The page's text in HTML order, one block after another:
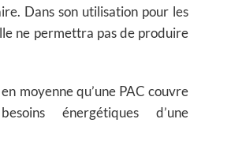
Dans son utilisation pour les
ne permettra pas de produire
moyenne qu’une PAC couvre
énergétiques d’une